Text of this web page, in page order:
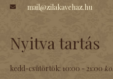
mail@zilakavehaz.hu
Nyitva tartás
kedd-csütörtök: 10:00 - 21:00